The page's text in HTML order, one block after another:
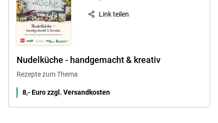
Link teilen
Nudelküche - handgemacht & kreativ
Rezepte zum Thema
8,- Euro zzgl. Versandkosten